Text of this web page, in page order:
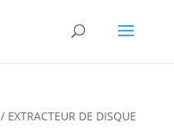
/ EXTRACTEUR DE DISQUE